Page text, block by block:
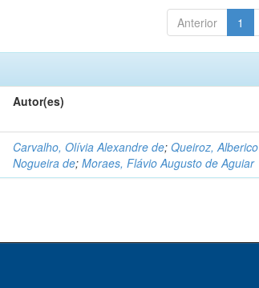
Anterior 1
Autor(es)
Carvalho, Olívia Alexandre de;Queiroz, Alberico
Nogueira de;Moraes, Flávio Augusto de Aguiar